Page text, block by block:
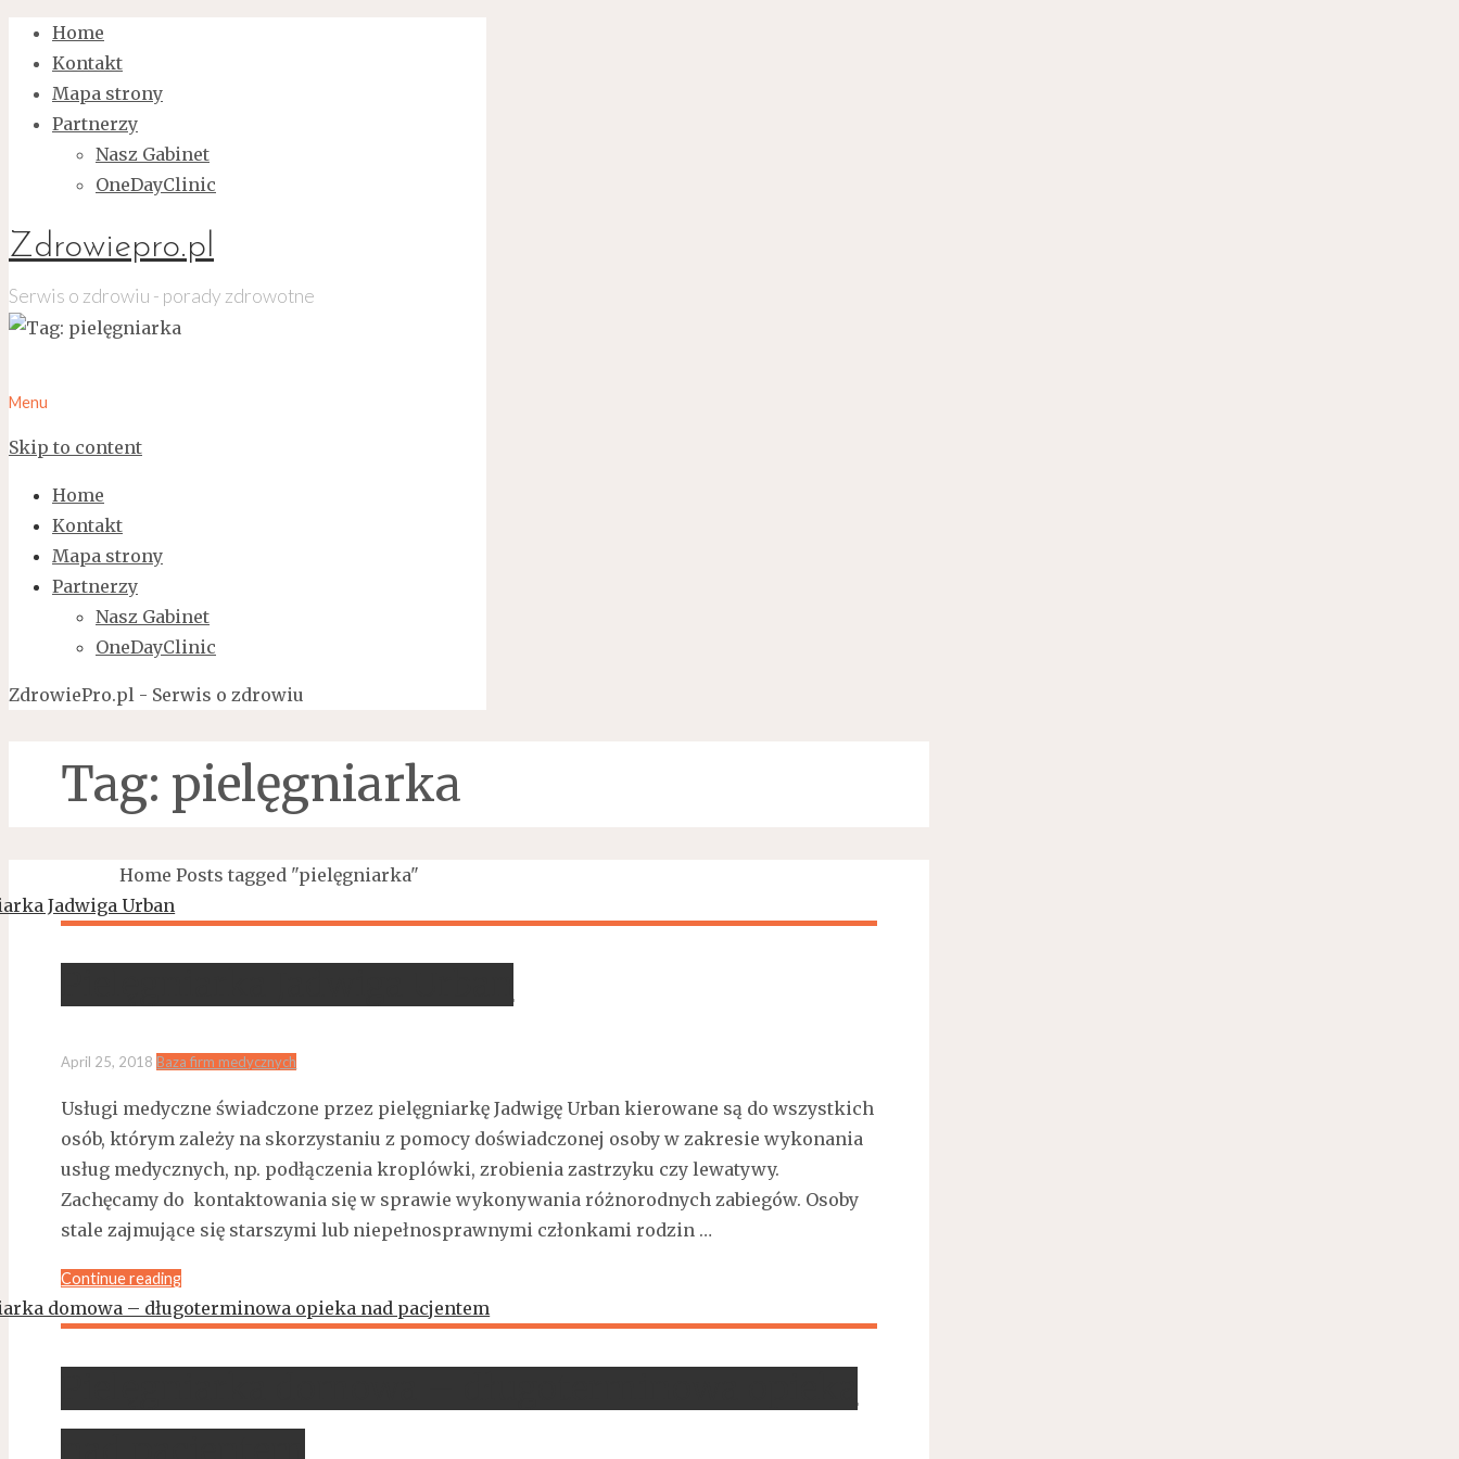
Home
Kontakt
Mapa strony
Partnerzy
Nasz Gabinet
OneDayClinic
Zdrowiepro.pl
Serwis o zdrowiu - porady zdrowotne
Menu
Skip to content
Home
Kontakt
Mapa strony
Partnerzy
Nasz Gabinet
OneDayClinic
ZdrowiePro.pl - Serwis o zdrowiu
Tag: pielęgniarka
Home Posts tagged "pielęgniarka"
April 25, 2018 Baza firm medycznych
Usługi medyczne świadczone przez pielęgniarkę Jadwigę Urban kierowane są do wszystkich
osób, którym zależy na skorzystaniu z pomocy doświadczonej osoby w zakresie wykonania
usług medycznych, np. podłączenia kroplówki, zrobienia zastrzyku czy lewatywy.
Zachęcamy do kontaktowania się w sprawie wykonywania różnorodnych zabiegów. Osoby
stale zajmujące się starszymi lub niepełnosprawnymi członkami rodzin …
Continue reading